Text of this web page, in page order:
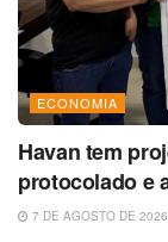
ECONOMIA
Havan tem
protocolado e
7 DE AGOSTO DE 2026